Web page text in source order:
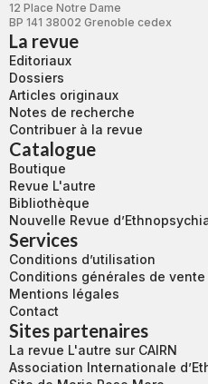
12 Place Notre Dame
BP 141 38002 Grenoble cedex
La revue
Editoriaux
Dossiers
Articles originaux
Notes de recherche
Contribuer à la revue
Catalogue
Boutique
Revue L'autre
Bibliothèque
Nouvelle Revue
Services
Conditions d’utilisation
Conditions générales de vente
Mentions légales
Contact
Sites partenaires
La revue L'autre sur CAIRN
Association Internationale